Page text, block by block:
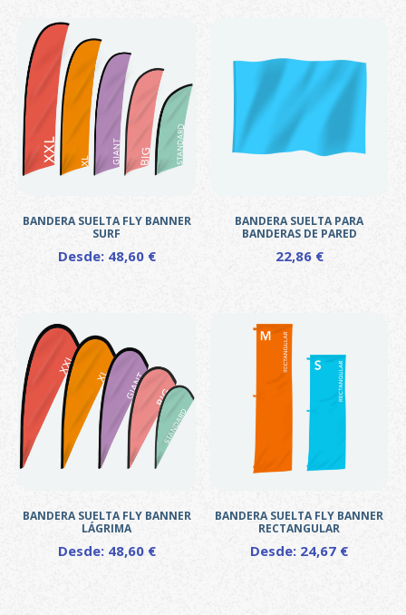
BANDERA SUELTA FLY BANNER
SURF
Desde: 48,60 €
tiene
múltiples
variantes.
Las
opciones
se
pueden
elegir
página
producto
BANDERA SUELTA PARA
BANDERAS DE PARED
22,86 €
BANDERA SUELTA FLY BANNER
LÁGRIMA
Desde: 48,60 €
BANDERA SUELTA FLY BANNER
RECTANGULAR
Desde: 24,67 €